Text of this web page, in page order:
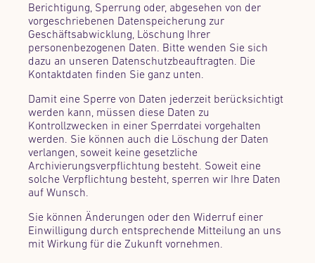
Berichtigung, Sperrung oder, abgesehen von der
vorgeschriebenen Datenspeicherung zur
Geschäftsabwicklung, Löschung Ihrer
personenbezogenen Daten. Bitte wenden Sie sich
dazu an unseren Datenschutzbeauftragten. Die
Kontaktdaten finden Sie ganz unten.
Damit eine Sperre von Daten jederzeit berücksichtigt
werden kann, müssen diese Daten zu
Kontrollzwecken in einer Sperrdatei vorgehalten
werden. Sie können auch die Löschung der Daten
verlangen, soweit keine gesetzliche
Archivierungsverpflichtung besteht. Soweit eine
solche Verpflichtung besteht, sperren wir Ihre Daten
auf Wunsch.
Sie können Änderungen oder den Widerruf einer
Einwilligung durch entsprechende Mitteilung an uns
mit Wirkung für die Zukunft vornehmen.